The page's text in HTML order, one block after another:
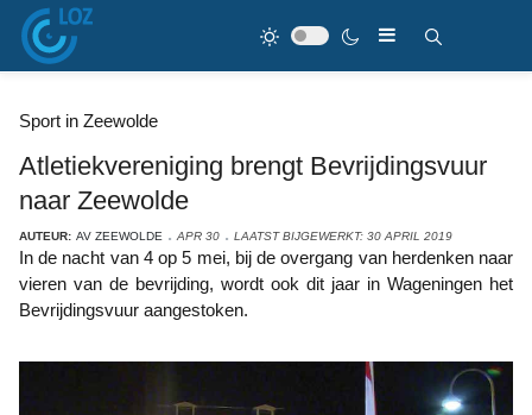
Sport in Zeewolde
Atletiekvereniging brengt Bevrijdingsvuur
naar Zeewolde
AUTEUR: AV ZEEWOLDE APR 30 LAATST BIJGEWERKT: 30 APRIL 2019
In de nacht van 4 op 5 mei, bij de overgang van herdenken naar
vieren van de bevrijding, wordt ook dit jaar in Wageningen het
Bevrijdingsvuur aangestoken.